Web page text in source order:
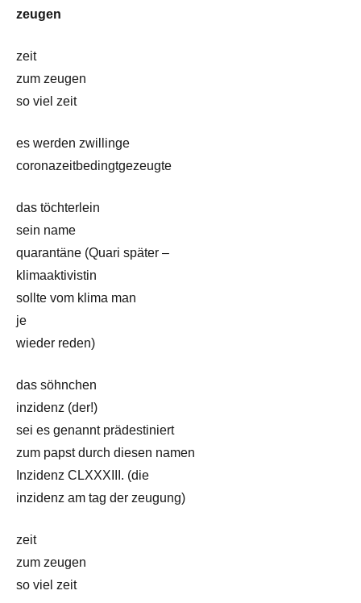
zeugen
zeit
zum zeugen
so viel zeit
es werden zwillinge
coronazeitbedingtgezeugte
das töchterlein
sein name
quarantäne (Quari später –
klimaaktivistin
sollte vom klima man
je
wieder reden)
das söhnchen
inzidenz (der!)
sei es genannt prädestiniert
zum papst durch diesen namen
Inzidenz CLXXXIII. (die
inzidenz am tag der zeugung)
zeit
zum zeugen
so viel zeit